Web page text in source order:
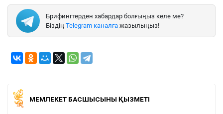
Брифингтерден хабардар болғыңыз келе ме?
Біздің Telegram каналға жазылыңыз!
МЕМЛЕКЕТ БАСШЫСЫНЫҢ ҚЫЗМЕТІ